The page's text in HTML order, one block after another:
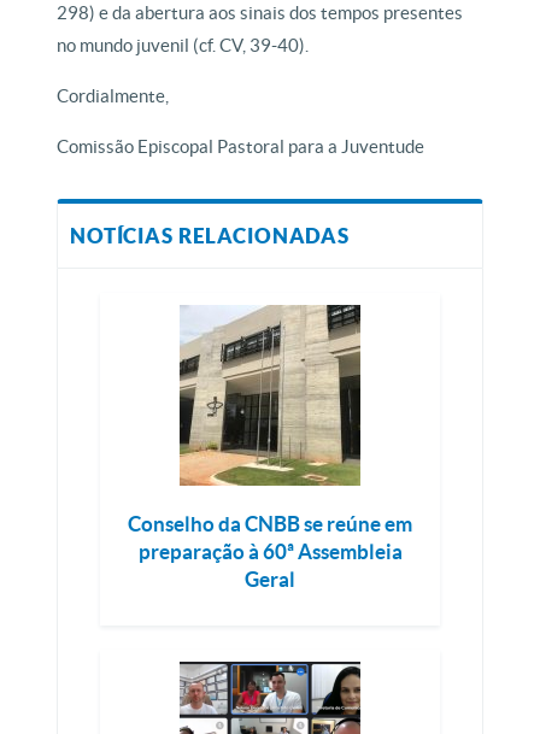
298) e da abertura aos sinais dos tempos presentes
no mundo juvenil (cf. CV, 39-40).
Cordialmente,
Comissão Episcopal Pastoral para a Juventude
NOTÍCIAS RELACIONADAS
Conselho da CNBB se reúne em
preparação à 60ª Assembleia
Geral